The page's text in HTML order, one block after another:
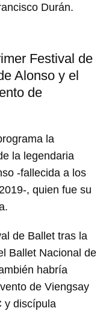
Durán.
Festival de
Alonso y el
de
la
la legendaria
-fallecida a los
, quien fue su
de Ballet tras la
Ballet Nacional de
habría
de Viengsay
y discípula